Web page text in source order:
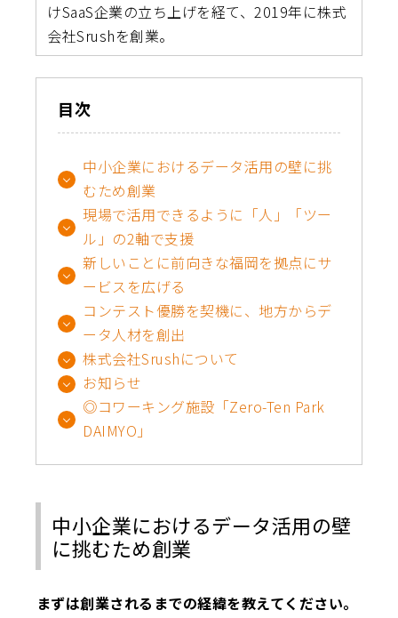
けSaaS企業の立ち上げを経て、2019年に株式
会社Srushを創業。
目次
中小企業におけるデータ活用の壁に挑
むため創業
現場で活用できるように「人」「ツー
ル」の2軸で支援
新しいことに前向きな福岡を拠点にサ
ービスを広げる
コンテスト優勝を契機に、地方からデ
ータ人材を創出
株式会社Srushについて
お知らせ
◎コワーキング施設「Zero-Ten Park
DAIMYO」
中小企業におけるデータ活用の壁
に挑むため創業
――まずは創業されるまでの経緯を教えてください。